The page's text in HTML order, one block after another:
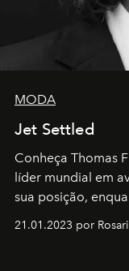
MODA
Jet Settled
Conheça Thomas
líder mundial em
sua posição,
em rápida
21.01.2023 por